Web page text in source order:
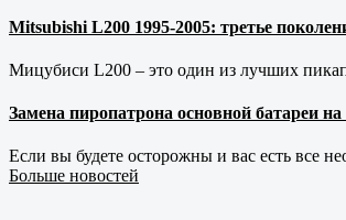
Mitsubishi L200 1995-2005: третье
Мицубиси L200 – это один из лучших
Замена пиропатрона основной батареи на
Если вы будете осторожны и вас есть все
Больше новостей